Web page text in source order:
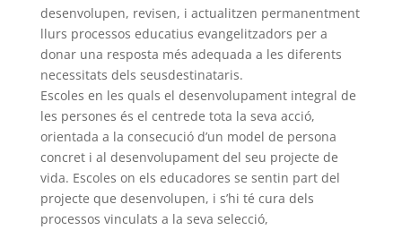
desenvolupen, revisen, i actualitzen permanentment
llurs processos educatius evangelitzadors per a
donar una resposta més adequada a les diferents
necessitats dels seusdestinataris.
Escoles en les quals el desenvolupament integral de
les persones és el centrede tota la seva acció,
orientada a la consecució d’un model de persona
concret i al desenvolupament del seu projecte de
vida. Escoles on els educadores se sentin part del
projecte que desenvolupen, i s’hi té cura dels
processos vinculats a la seva selecció,